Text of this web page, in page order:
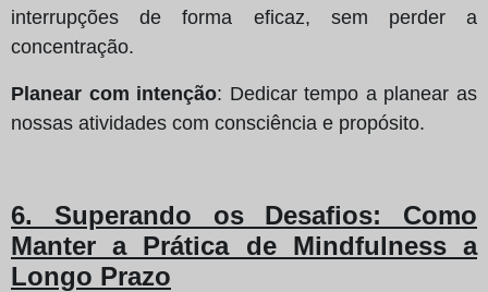
interrupções de forma eficaz, sem perder a
concentração.
Planear com intenção: Dedicar tempo a planear as
nossas atividades com consciência e propósito.
6. Superando os Desafios: Como
Manter a Prática de Mindfulness a
Longo Prazo